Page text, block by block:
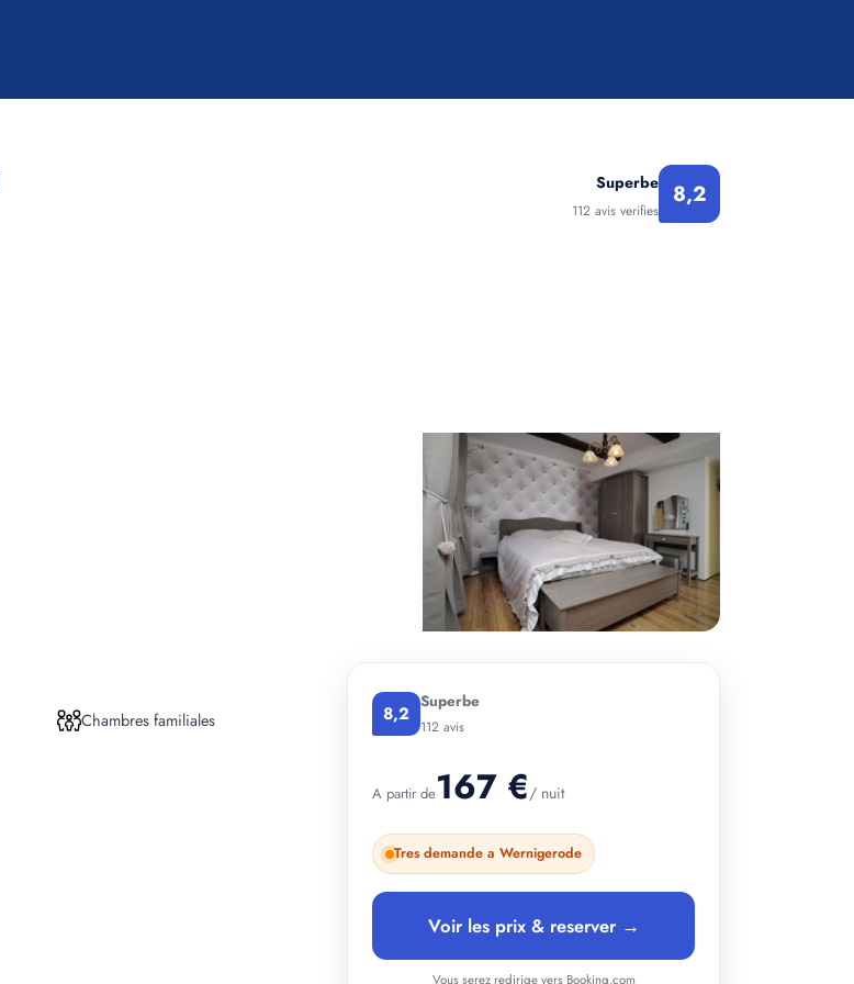
Superbe
112 avis verifies
8,2
Chambres familiales
8,2 Superbe
112 avis
A partir de167 €/ nuit
Tres demande a Wernigerode
Voir les prix & reserver →
Vous serez redirige vers Booking.com